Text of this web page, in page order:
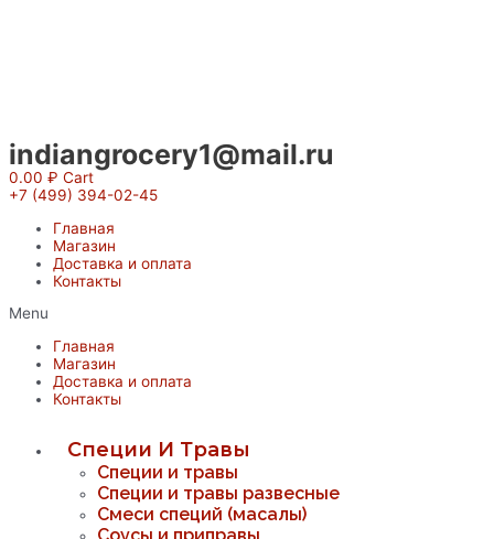
indiangrocery1@mail.ru
0.00 ₽ Cart
+7 (499) 394-02-45
Главная
Магазин
Доставка и оплата
Контакты
Menu
Главная
Магазин
Доставка и оплата
Контакты
Специи И Травы
Специи и травы
Специи и травы развесные
Смеси специй (масалы)